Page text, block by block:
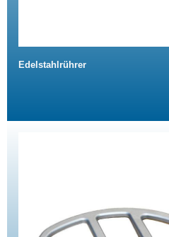
Edelstahlrührer